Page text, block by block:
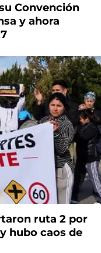
Convención
y ahora
ruta 2 por
hubo caos de